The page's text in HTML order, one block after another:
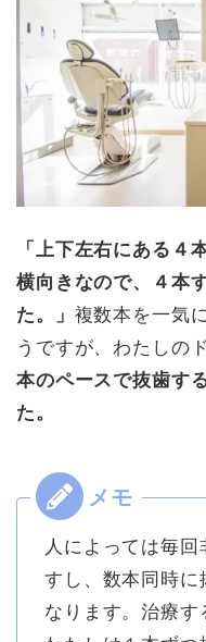
「上下左右にある４
横向きなので、４本
た。」 複数本を一気
うですが、わたしの
本のペースで抜歯す
た。
人によっては毎
すし、数本同時に
なります。治療す